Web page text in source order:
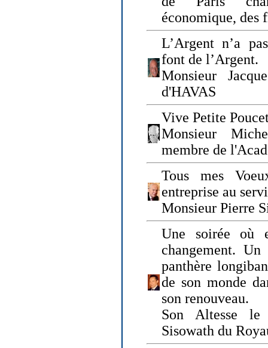
économique, des
L’Argent n’a
font de l’Argent.
Monsieur
d'HAVAS
Vive Petite
Monsieur
membre de
Tous mes
entreprise au
Monsieur Pierre
Une soirée où
changement.
panthère
de son monde
son renouveau.
Son Altesse le
Sisowath du